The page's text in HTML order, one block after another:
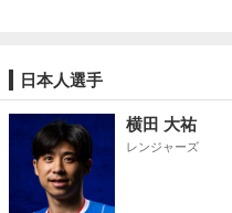
日本人選手
横田 大祐
レンジャーズ